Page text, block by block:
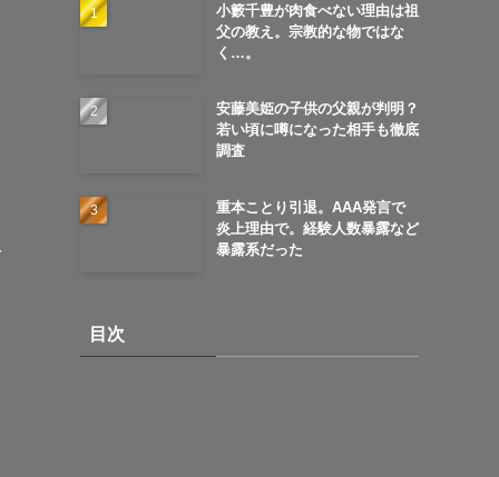
小籔千豊が肉食べない理由は祖
父の教え。宗教的な物ではな
く…。
安藤美姫の子供の父親が判明？
若い頃に噂になった相手も徹底
調査
重本ことり引退。AAA発言で
炎上理由で。経験人数暴露など
暴露系だった
目次